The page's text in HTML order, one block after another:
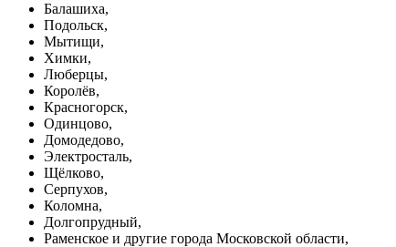
Балашиха,
Подольск,
Мытищи,
Химки,
Люберцы,
Королёв,
Красногорск,
Одинцово,
Домодедово,
Электросталь,
Щёлково,
Серпухов,
Коломна,
Долгопрудный,
Раменское и другие города Московской области,